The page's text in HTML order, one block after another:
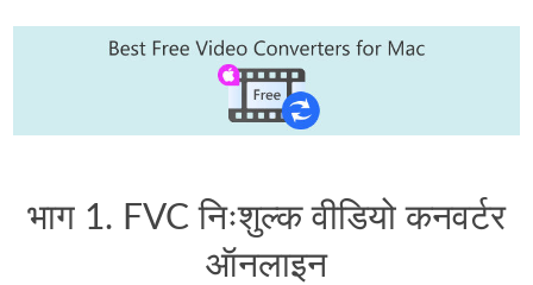
भाग 1. FVC निःशुल्क वीडियो कनवर्टर
ऑनलाइन